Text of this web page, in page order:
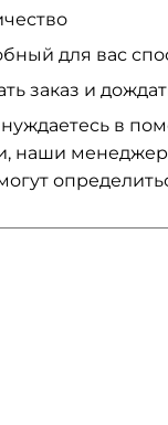
для вас
заказ и
в
наши